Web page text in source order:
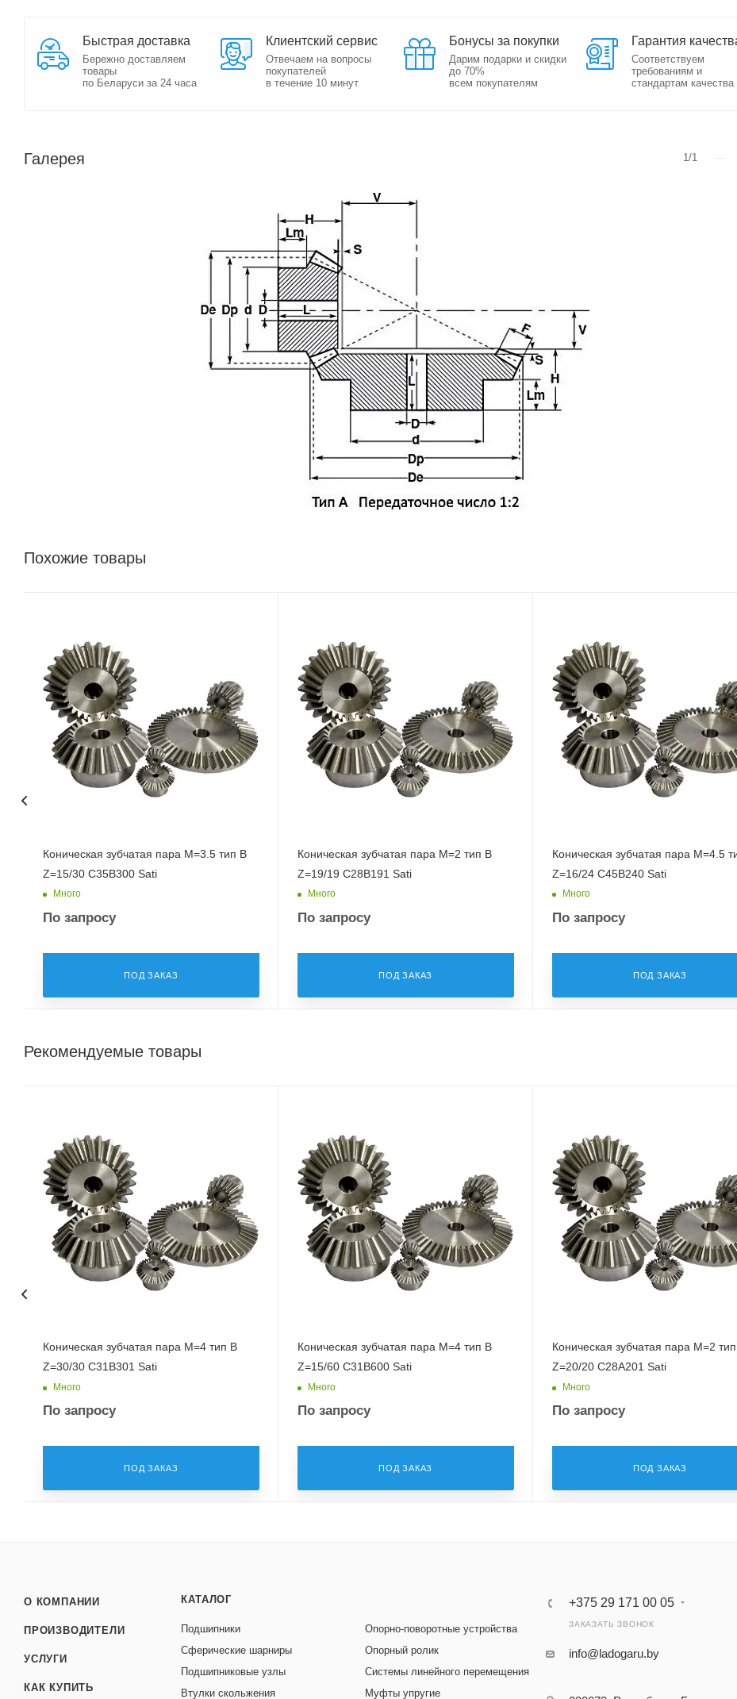
Быстрая доставка
Бережно доставляем
товары
по Беларуси за 24 часа
Клиентский сервис
Отвечаем на вопросы
покупателей
в течение 10 минут
Бонусы за покупки
Дарим подарки и скидки
до 70%
всем покупателям
Гарантия
Соответствуем
требованиям и
стандартам качества
Галерея 1/1
Похожие товары
Коническая зубчатая пара M=3.5 тип B
Z=15/30 C35B300 Sati
Много
По запросу
ПОД ЗАКАЗ
Коническая зубчатая пара M=2 тип B
Z=19/19 C28B191 Sati
Много
По запросу
ПОД ЗАКАЗ
Коническая зубчатая пара M=4.5
Z=16/24 C45B240 Sati
Много
По запросу
ПОД ЗАКАЗ
Рекомендуемые товары
Коническая зубчатая пара M=4 тип B
Z=30/30 C31B301 Sati
Много
По запросу
ПОД ЗАКАЗ
Коническая зубчатая пара M=4 тип B
Z=15/60 C31B600 Sati
Много
По запросу
ПОД ЗАКАЗ
Коническая зубчатая пара M=2
Z=20/20 C28A201 Sati
Много
По запросу
ПОД ЗАКАЗ
О КОМПАНИИ
ПРОИЗВОДИТЕЛИ
УСЛУГИ
КАК КУПИТЬ
КАТАЛОГ
Подшипники
Сферические шарниры
Подшипниковые узлы
Втулки скольжения
Опорно-поворотные устройства
Опорный ролик
Системы линейного перемещения
Муфты упругие
+375 29 171 00 05
ЗАКАЗАТЬ ЗВОНОК
info@ladogaru.by